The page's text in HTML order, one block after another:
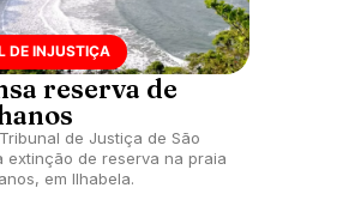
DE INJUSTIÇA
reserva de
de Justiça de São
extinção de reserva na praia
em Ilhabela.